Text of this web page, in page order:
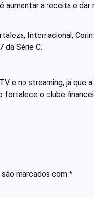
aumentar a receita e dar
Internacional,
da Série C.
e no streaming, já que
fortalece o clube
marcados com *